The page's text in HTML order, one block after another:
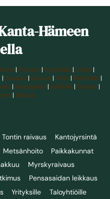
Hämeen
| Porvoo | Hyvinkää | Lohja |
| Tuusula | Kerava | Vihti | Riihimäki |
| Kauniainen | Karkkila | Siuntio |
| Askola
Tontin raivaus
Kantojyrsintä
Metsänhoito
Paikkakunnat
Myrskyraivaus
Pensasaidan leikkaus
Yrityksille Taloyhtiöille